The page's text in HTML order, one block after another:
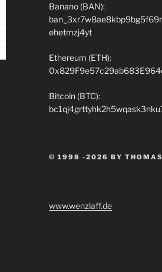
Banano (BAN):
ehetmzj4yt
Ethereum (ETH):
Bitcoin (BTC):
© 1998 -2026 BY
www.wenzlaff.de